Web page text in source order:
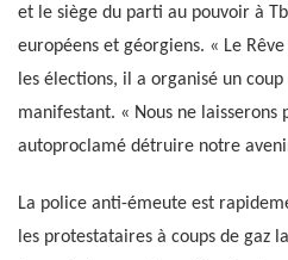
et le siège du parti au pouvoir à
européens et géorgiens. « Le
les élections, il a organisé un coup
manifestant. « Nous ne
autoproclamé détruire notre
La police anti-émeute est
les protestataires à coups de gaz